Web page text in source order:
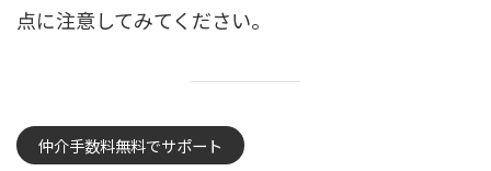
点に注意してみてください。
仲介手数料無料でサポート